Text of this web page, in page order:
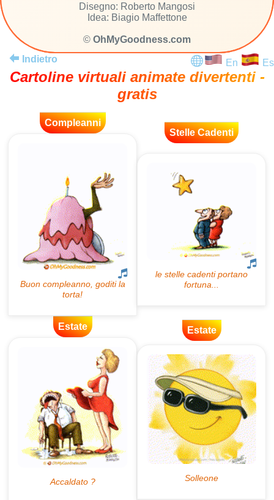
Disegno: Roberto Mangosi
Idea: Biagio Maffettone
© OhMyGoodness.com
Indietro
En Es
Cartoline virtuali animate divertenti -
gratis
Compleanni
Stelle Cadenti
Estate Estate